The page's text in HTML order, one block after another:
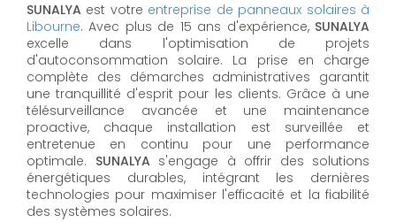
SUNALYA est votre entreprise de panneaux solaires à
Libourne. Avec plus de 15 ans d'expérience, SUNALYA
excelle dans l'optimisation de projets
d'autoconsommation solaire. La prise en charge
complète des démarches administratives garantit
une tranquillité d'esprit pour les clients. Grâce à une
télésurveillance avancée et une maintenance
proactive, chaque installation est surveillée et
entretenue en continu pour une performance
optimale. SUNALYA s'engage à offrir des solutions
énergétiques durables, intégrant les dernières
technologies pour maximiser l'efficacité et la fiabilité
des systèmes solaires.